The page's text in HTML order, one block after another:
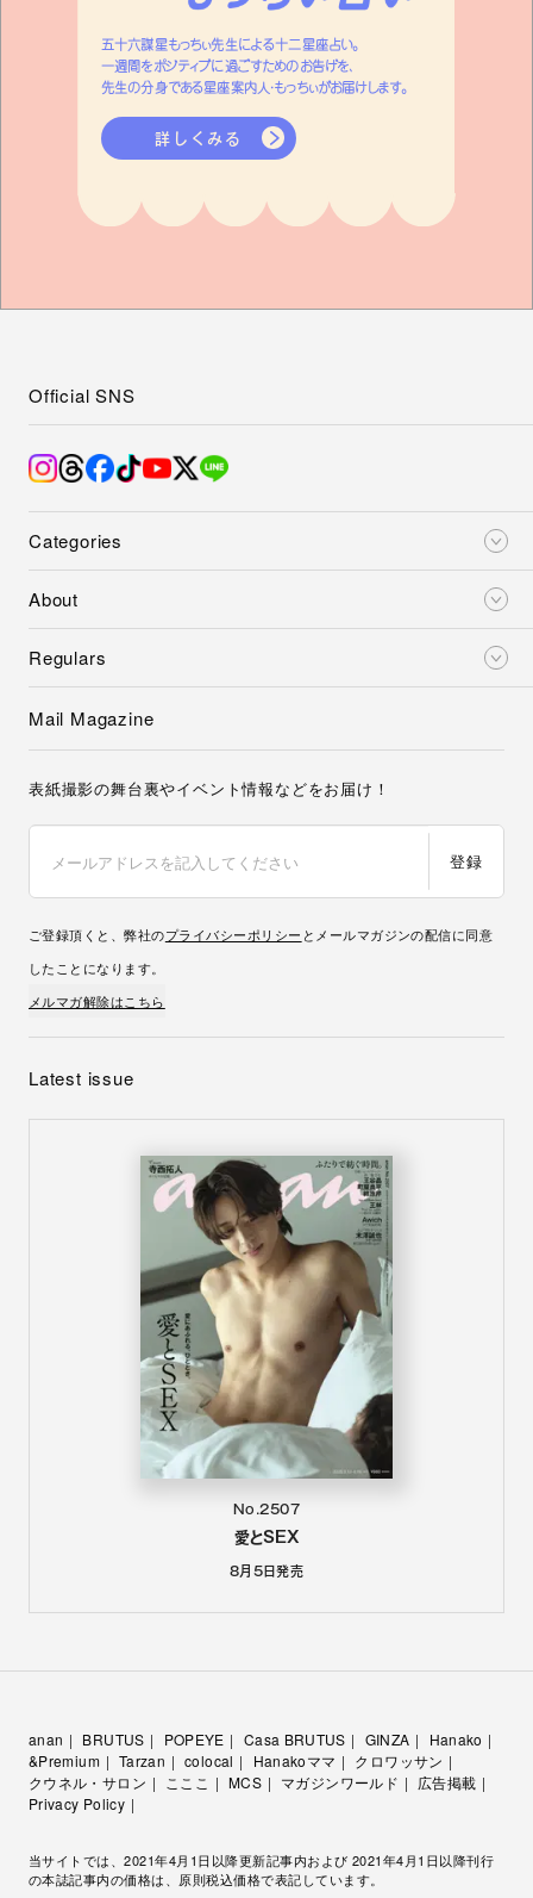
五十六謀星もっちぃ先生による十二星座占い。
一週間をポジティブに過ごすためのお告げを、
先生の分身である星座案内人・もっちぃがお届けします。
詳しくみる
Categories
About
Regulars
Official SNS
Mail Magazine
表紙撮影の舞台裏やイベント情報などをお届け！
登録
ご登録頂くと、弊社のプライバシーポリシー とメールマガジンの配信に同意
したことになります。
メルマガ解除はこちら
Latest issue
No.2507
愛とSEX
8月5日発売
anan BRUTUS POPEYE Casa BRUTUS GINZA
Hanako
&Premium
Tarzan colocal Hanakoママ
クロワッサン
クウネル・サロン
こここ MCS マガジンワールド
広告掲載
Privacy Policy
当サイトでは、2021年4月1日以降更新記事内および 2021年4月1日以降刊行
の本誌記事内の価格は、原則税込価格で表記しています。